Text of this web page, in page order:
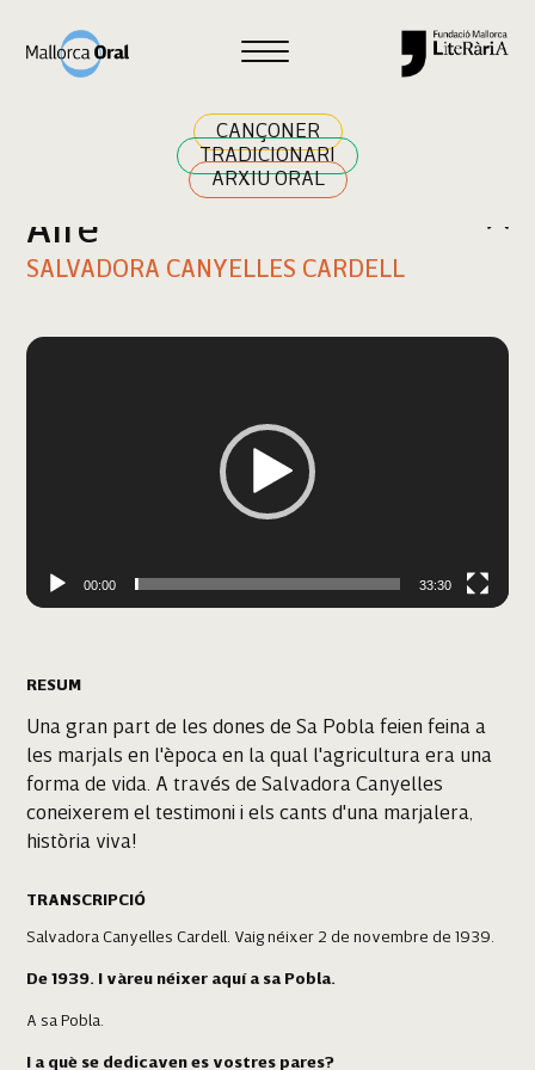
CANÇONER
TRADICIONARI
ARXIU ORAL
Cercar
Aire
SALVADORA CANYELLES CARDELL
Reproductor
00:00 33:30
RESUM
Una gran part de les dones de Sa Pobla feien feina a
les marjals en l'època en la qual l'agricultura era una
forma de vida. A través de Salvadora Canyelles
coneixerem el testimoni i els cants d'una marjalera,
història viva!
TRANSCRIPCIÓ
Salvadora Canyelles Cardell. Vaig néixer 2 de novembre de 1939.
De 1939. I vàreu néixer aquí a sa Pobla.
A sa Pobla.
I a què se dedicaven es vostres pares?